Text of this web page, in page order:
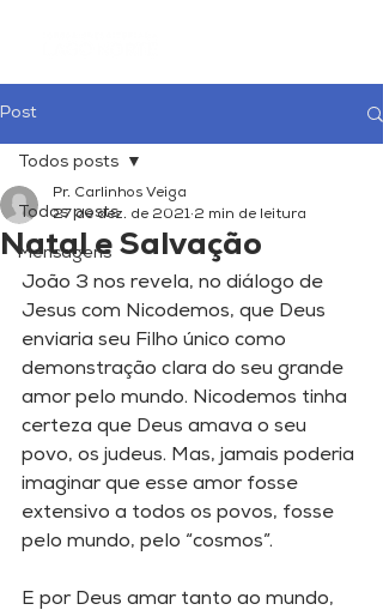
Post
Todos posts
Mensagens
Todos posts
Natal e Salvação
Pr. Carlinhos Veiga
27 de dez. de 2021 2 min de leitura
João 3 nos revela, no diálogo de
Jesus com Nicodemos, que Deus
enviaria seu Filho único como
demonstração clara do seu grande
amor pelo mundo. Nicodemos tinha
certeza que Deus amava o seu
povo, os judeus. Mas, jamais poderia
imaginar que esse amor fosse
extensivo a todos os povos, fosse
pelo mundo, pelo “cosmos”.
E por Deus amar tanto ao mundo,